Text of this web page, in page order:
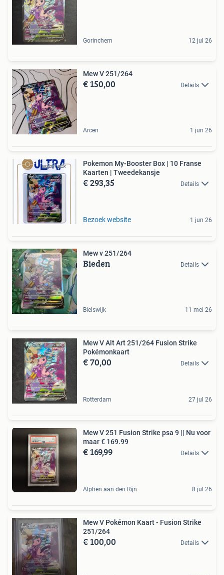
Gorinchem 12 jul 26
Mew V 251/264
€ 150,00 Details
Arcen 1 jun 26
Pokemon My-Booster Box | 10 Franse
Kaarten | Tweedekansje
€ 293,35 Details
Bezoek website 1 jun 26
Mew v 251/264
Bieden Details
Bleiswijk 11 mei 26
Mew V Alt Art 251/264 Fusion Strike
Pokémonkaart
€ 70,00 Details
Rotterdam 27 jul 26
Mew V 251 Fusion Strike psa 9 || Nu voor
maar € 169.99
€ 169,99 Details
Alphen aan den Rijn 8 jul 26
Mew V Pokémon Kaart - Fusion Strike
251/264
€ 100,00 Details